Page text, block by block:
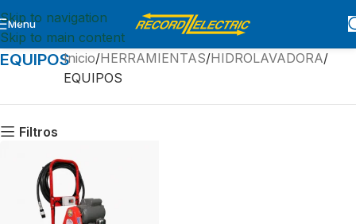
Skip to navigation
Skip to main content
Menu
EQUIPOSInicio HERRAMIENTAS HIDROLAVADORA
EQUIPOS
Filtros